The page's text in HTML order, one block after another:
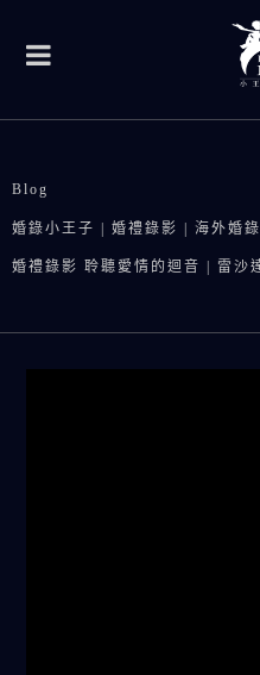
Blog
婚錄小王子 | 婚禮錄影 | 海外婚
婚禮錄影 聆聽愛情的迴音 | 雷沙